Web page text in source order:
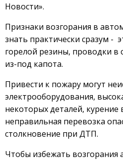
Новости».
Признаки возгорания в
знать практически сразум -
горелой резины, проводки в
из-под капота.
Привести к пожару могут
электрооборудования,
некоторых деталей,
неправильная перевозка
столкновение при ДТП.
Чтобы избежать возгорания